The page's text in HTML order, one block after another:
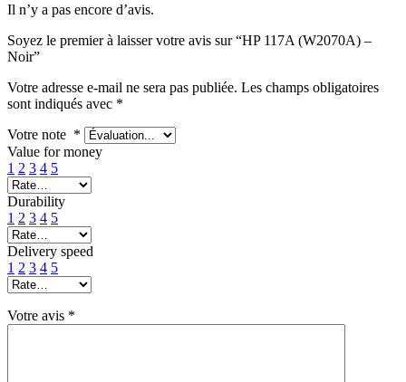
Il n’y a pas encore d’avis.
Soyez le premier à laisser votre avis sur “HP 117A (W2070A) –
Noir”
Votre adresse e-mail ne sera pas publiée. Les champs obligatoires
sont indiqués avec *
Votre note *
Value for money
1 2 3 4 5
Durability
1 2 3 4 5
Delivery speed
1 2 3 4 5
Votre avis *